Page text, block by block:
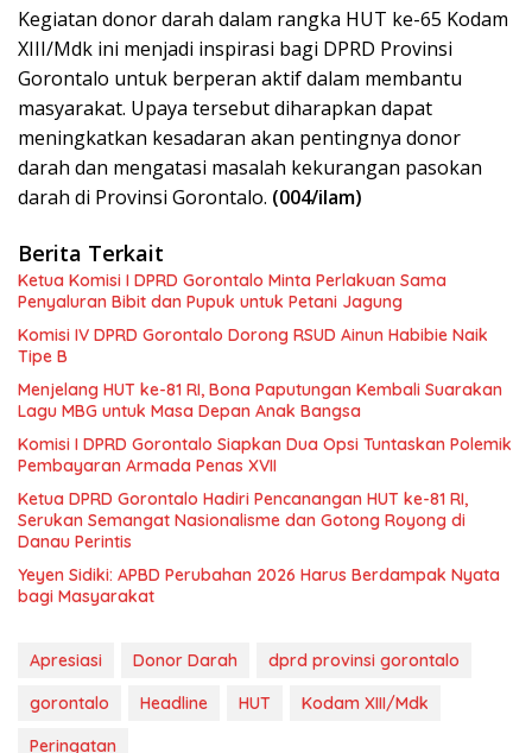
Kegiatan donor darah dalam rangka HUT ke-65 Kodam
XIII/Mdk ini menjadi inspirasi bagi DPRD Provinsi
Gorontalo untuk berperan aktif dalam membantu
masyarakat. Upaya tersebut diharapkan dapat
meningkatkan kesadaran akan pentingnya donor
darah dan mengatasi masalah kekurangan pasokan
darah di Provinsi Gorontalo. (004/ilam)
Berita Terkait
Ketua Komisi I DPRD Gorontalo Minta Perlakuan Sama
Penyaluran Bibit dan Pupuk untuk Petani Jagung
Komisi IV DPRD Gorontalo Dorong RSUD Ainun Habibie Naik
Tipe B
Menjelang HUT ke-81 RI, Bona Paputungan Kembali Suarakan
Lagu MBG untuk Masa Depan Anak Bangsa
Komisi I DPRD Gorontalo Siapkan Dua Opsi Tuntaskan Polemik
Pembayaran Armada Penas XVII
Ketua DPRD Gorontalo Hadiri Pencanangan HUT ke-81 RI,
Serukan Semangat Nasionalisme dan Gotong Royong di
Danau Perintis
Yeyen Sidiki: APBD Perubahan 2026 Harus Berdampak Nyata
bagi Masyarakat
Apresiasi Donor Darah
dprd provinsi gorontalo
gorontalo
Headline HUT
Kodam XIII/Mdk
Peringatan